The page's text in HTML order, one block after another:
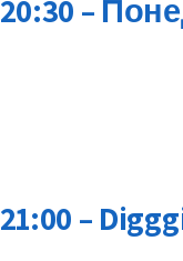
20:30 –
21:00 –